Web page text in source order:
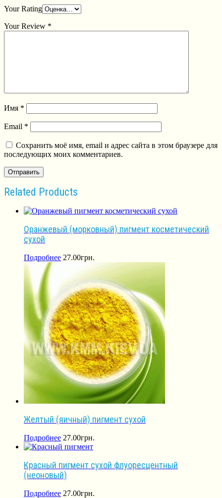
Your Rating
Your Review *
Имя *
Email *
Сохранить моё имя, email и адрес сайта в этом браузере для
последующих моих комментариев.
Related Products
Оранжевый (морковный) пигмент косметический
сухой
Подробнее 27.00грн.
Желтый (яичный) пигмент сухой
Подробнее 27.00грн.
Красный пигмент сухой флуоресцентный
(неоновый)
Подробнее 27.00грн.